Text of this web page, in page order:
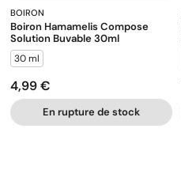
BOIRON
Boiron Hamamelis Compose
Solution Buvable 30ml
30 ml
Prix
4,99 €
En rupture de stock